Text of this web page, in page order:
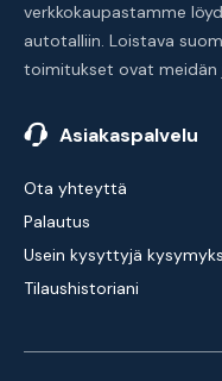
verkkokaupastamme
autotalliin. Loistava
toimitukset ovat
Asiakaspalvelu
Ota yhteyttä
Palautus
Usein kysyttyjä
Tilaushistoriani